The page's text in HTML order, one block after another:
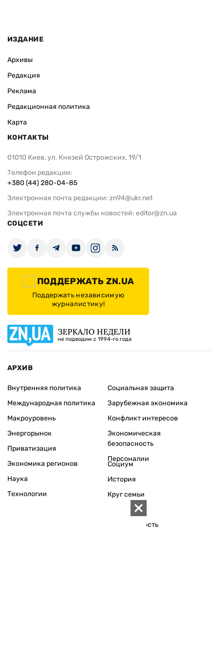
ИЗДАНИЕ
Архивы
Редакция
Реклама
Редакционная политика
Карта
КОНТАКТЫ
01010 Киев, ул. Князей Острожских, 19/1
Телефон редакции:
+380 (44) 280-04-85
Электронная почта редакции: zn94@ukr.net
Электронная почта службы новостей: editor@zn.ua
СОЦСЕТИ
ПОДДЕРЖАТЬ ZN.UA
Поддержать независимую
журналистику!
ЗЕРКАЛО НЕДЕЛИ
не подводим с 1994-го года
АРХИВ
Внутренняя политика
Международная политика
Макроуровень
Энергорынок
Приватизация
Экономика регионов
Социальная защита
Зарубежная экономика
Конфликт интересов
Экономическая
безопасность
Персоналии
Наука
Технологии
Социум
История
Круг семьи
Собственность